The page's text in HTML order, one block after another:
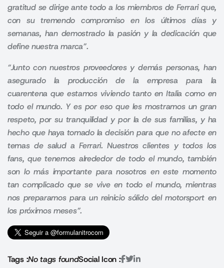
gratitud se dirige ante todo a los miembros de Ferrari que,
con su tremendo compromiso en los últimos días y
semanas, han demostrado la pasión y la dedicación que
define nuestra marca”.
“Junto con nuestros proveedores y demás personas, han
asegurado la producción de la empresa para la
cuarentena que estamos viviendo tanto en Italia como en
todo el mundo. Y es por eso que les mostramos un gran
respeto, por su tranquilidad y por la de sus familias, y ha
hecho que haya tomado la decisión para que no afecte en
temas de salud a Ferrari. Nuestros clientes y todos los
fans, que tenemos alrededor de todo el mundo, también
son lo más importante para nosotros en este momento
tan complicado que se vive en todo el mundo, mientras
nos preparamos para un reinicio sólido del motorsport en
los próximos meses”.
Tags :No tags foundSocial Icon :